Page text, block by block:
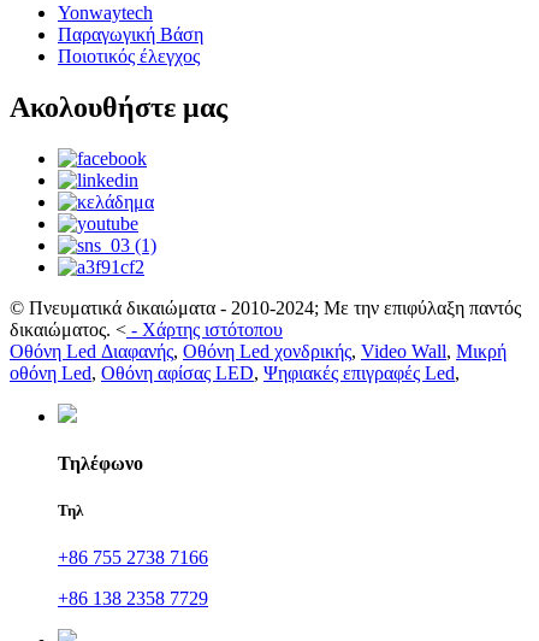
Yonwaytech
Παραγωγική Βάση
Ποιοτικός έλεγχος
Ακολουθήστε μας
© Πνευματικά δικαιώματα - 2010-2024; Με την επιφύλαξη παντός
δικαιώματος. < - Χάρτης ιστότοπου
Οθόνη Led Διαφανής, Οθόνη Led χονδρικής, Video Wall, Μικρή
οθόνη Led, Οθόνη αφίσας LED, Ψηφιακές επιγραφές Led,
Τηλέφωνο
Τηλ
+86 755 2738 7166
+86 138 2358 7729